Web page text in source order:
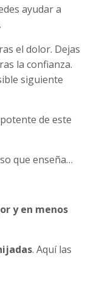
ayudar a
el dolor. Dejas
la confianza.
siguiente
de este
que enseña…
y en menos
. Aquí las